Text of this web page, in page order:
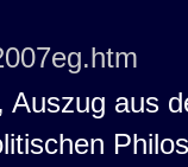
Auszug aus